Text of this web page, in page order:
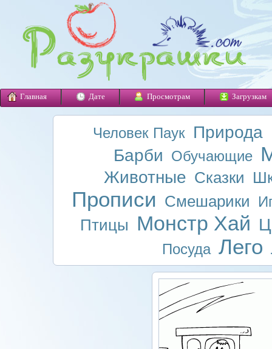
Главная Дате Просмотрам Загрузкам
Человек Паук Природа
Барби Обучающие
Животные Сказки
Прописи Смешарики
Птицы Монстр Хай
Посуда Лего